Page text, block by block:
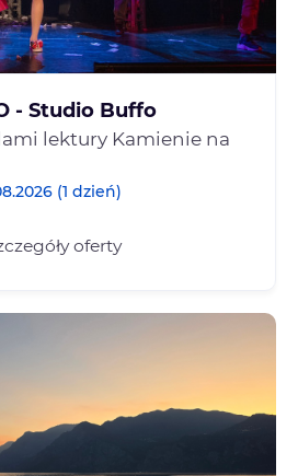
- Studio Buffo
lektury Kamienie na
(1 dzień)
oferty